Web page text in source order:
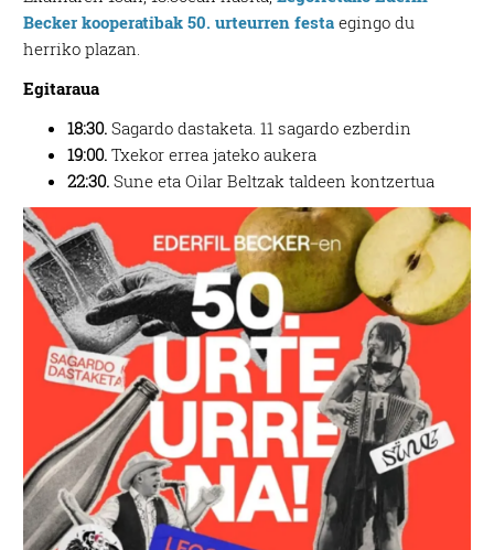
Becker kooperatibak 50. urteurren festa egingo du
herriko plazan.
Egitaraua
18:30. Sagardo dastaketa. 11 sagardo ezberdin
19:00. Txekor errea jateko aukera
22:30. Sune eta Oilar Beltzak taldeen kontzertua